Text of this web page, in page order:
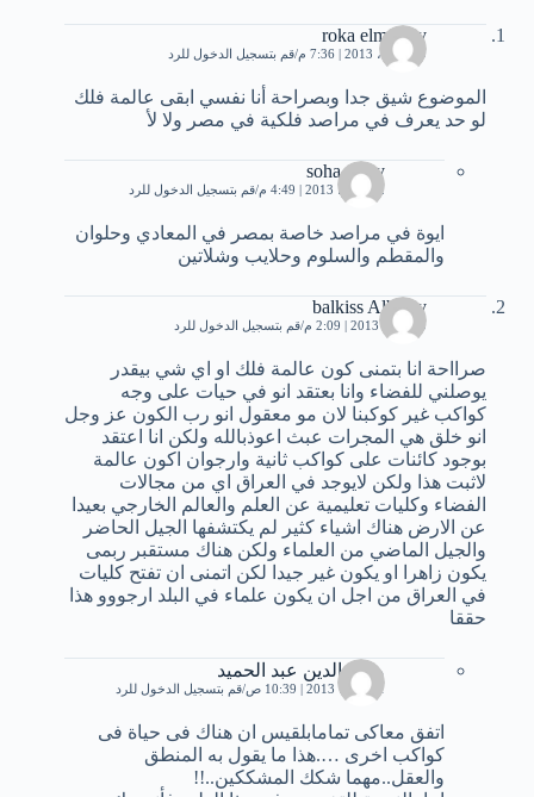
roka elmarasy
29 أبريل، 2013 | 7:36 م قم بتسجيل الدخول للرد
الموضوع شيق جدا وبصراحة أنا نفسي ابقى عالمة فلك
لو حد يعرف في مراصد فلكية في مصر ولا لأ
soha samy
12 يوليو، 2013 | 4:49 م قم بتسجيل الدخول للرد
ايوة في مراصد خاصة بمصر في المعادي وحلوان
والمقطم والسلوم وحلايب وشلاتين
balkiss Albetey
20 مايو، 2013 | 2:09 م قم بتسجيل الدخول للرد
صرااحة انا بتمنى كون عالمة فلك او اي شي بيقدر
يوصلني للفضاء وانا بعتقد انو في حيات على وجه
كواكب غير كوكبنا لان مو معقول انو رب الكون عز وجل
انو خلق هي المجرات عبث اعوذبالله ولكن انا اعتقد
بوجود كائنات على كواكب ثانية وارجوان اكون عالمة
لاثبت هذا ولكن لايوجد في العراق اي من مجالات
الفضاء وكليات تعليمية عن العلم والعالم الخارجي بعيدا
عن الارض هناك اشياء كثير لم يكتشفها الجيل الحاضر
والجيل الماضي من العلماء ولكن هناك مستقبر ربمى
يكون زاهرا او يكون غير جيدا لكن اتمنى ان تفتح كليات
في العراق من اجل ان يكون علماء في البلد ارجووو هذا
حققا
محى الدين عبد الحميد
1 أكتوبر، 2013 | 10:39 ص قم بتسجيل الدخول للرد
اتفق معاكى تمامابلقيس ان هناك فى حياة فى
كواكب اخرى ….هذا ما يقول به المنطق
والعقل..مهما شكك المشككين..!!